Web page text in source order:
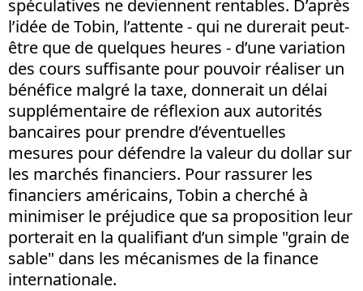
spéculatives ne deviennent rentables. D’après
l’idée de Tobin, l’attente - qui ne durerait peut-
être que de quelques heures - d’une variation
des cours suffisante pour pouvoir réaliser un
bénéfice malgré la taxe, donnerait un délai
supplémentaire de réflexion aux autorités
bancaires pour prendre d’éventuelles
mesures pour défendre la valeur du dollar sur
les marchés financiers. Pour rassurer les
financiers américains, Tobin a cherché à
minimiser le préjudice que sa proposition leur
porterait en la qualifiant d’un simple "grain de
sable" dans les mécanismes de la finance
internationale.